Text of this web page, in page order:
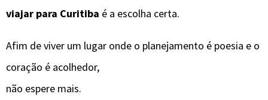
viajar para Curitiba é a escolha certa.
Afim de viver um lugar onde o planejamento é poesia e o
coração é acolhedor,
não espere mais.